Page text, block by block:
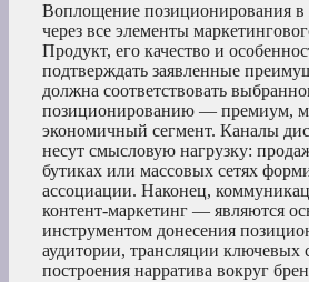
Воплощение позиционирования в
через все элементы
Продукт, его качество и
подтверждать заявленные
должна соответствовать
позиционированию — премиум,
экономичный сегмент. Каналы
несут смысловую нагрузку:
бутиках или массовых сетях
ассоциации. Наконец,
контент-маркетинг — являются
инструментом донесения
аудитории, трансляции ключевых
построения нарратива вокруг